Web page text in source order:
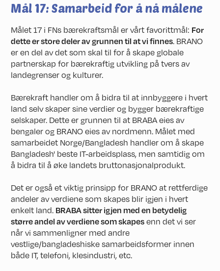
Mål 17: Samarbeid for å nå målene
Målet 17 i FNs bærekraftsmål er vårt favorittmål: For
dette er store deler av grunnen til at vi finnes. BRANO
er en del av det som skal til for å skape globale
partnerskap for bærekraftig utvikling på tvers av
landegrenser og kulturer.
Bærekraft handler om å bidra til at innbyggere i hvert
land selv skaper sine verdier og bygger bærekraftige
selskaper. Dette er grunnen til at BRABA eies av
bengaler og BRANO eies av nordmenn. Målet med
samarbeidet Norge/Bangladesh handler om å skape
Bangladesh' beste IT-arbeidsplass, men samtidig om
å bidra til å øke landets bruttonasjonalprodukt.
Det er også et viktig prinsipp for BRANO at rettferdige
andeler av verdiene som skapes blir igjen i hvert
enkelt land. BRABA sitter igjen med en betydelig
større andel av verdiene som skapesenn det vi ser
når vi sammenligner med andre
vestlige/bangladeshiske samarbeidsformer innen
både IT, telefoni, klesindustri, etc.